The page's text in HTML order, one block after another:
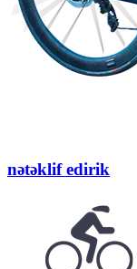
nətəklif edirik